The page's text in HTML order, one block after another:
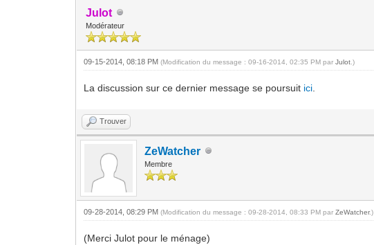
Julot
Modérateur
09-15-2014, 08:18 PM(Modification du message : 09-16-2014, 02:35 PM parJulot .)
La discussion sur ce dernier message se poursuit ici
Trouver
ZeWatcher
Membre
09-28-2014, 08:29 PM(Modification du message : 09-28-2014, 08:33 PM parZeWatcher.)
(Merci Julot pour le ménage)